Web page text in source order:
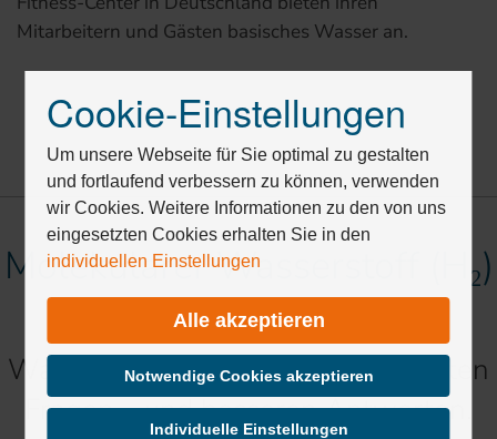
Mitarbeitern und Gästen basisches Wasser an.
Molekularer Wasserstoff (H₂)
& Aquion Wasser
Wahre Gesundheit beginnt mit guten
Fragen – und besseren Antworten.
Drücken
Sie
Tab,
um
durch
die
Optionen
navigieren.
lehnt
Cookies
Cookie-Einstellungen
Um unsere Webseite für Sie optimal zu gestalten
und fortlaufend verbessern zu können, verwenden
wir Cookies. Weitere Informationen zu den von uns
eingesetzten Cookies erhalten Sie in den
individuellen Einstellungen
Alle akzeptieren
Notwendige Cookies akzeptieren
Individuelle Einstellungen